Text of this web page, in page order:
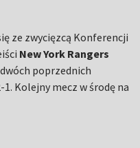
ze zwycięzcą Konferencji
New York Rangers
poprzednich
1. Kolejny mecz w środę na